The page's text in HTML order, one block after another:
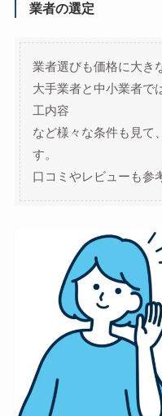
業者の選定
業者選びも価格に大き
大手業者と中小業者で
工内容
など様々な条件も見て
す。
口コミやレビューも参